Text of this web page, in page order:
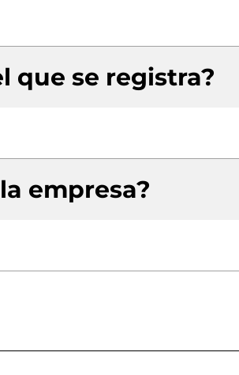
que se registra?
empresa?